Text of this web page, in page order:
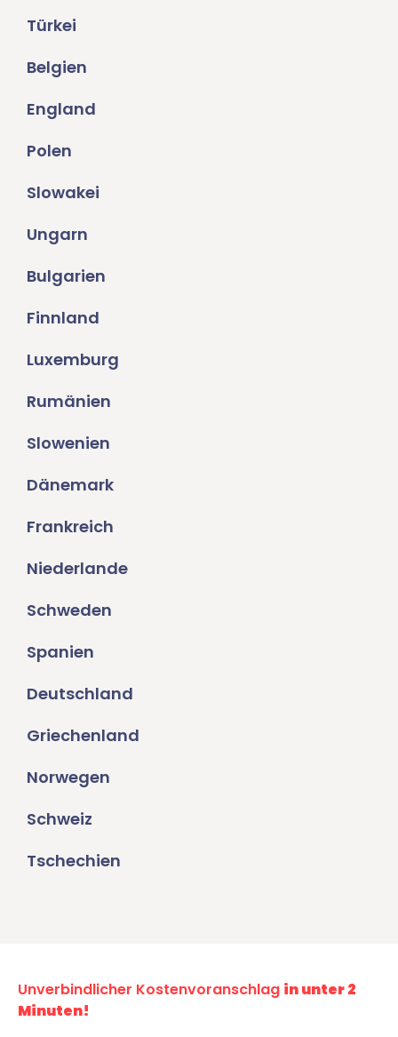
Türkei
Belgien
England
Polen
Slowakei
Ungarn
Bulgarien
Finnland
Luxemburg
Rumänien
Slowenien
Dänemark
Frankreich
Niederlande
Schweden
Spanien
Deutschland
Griechenland
Norwegen
Schweiz
Tschechien
Unverbindlicher Kostenvoranschlag in unter 2
Minuten!